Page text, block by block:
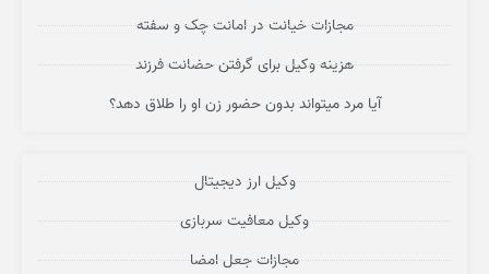
مجازات خیانت در امانت چک و سفته
هزینه وکیل برای گرفتن حضانت فرزند
آیا مرد میتواند بدون حضور زن او را طلاق دهد؟
وکیل ارز دیجیتال
وکیل معافیت سربازی
مجازات جعل امضا